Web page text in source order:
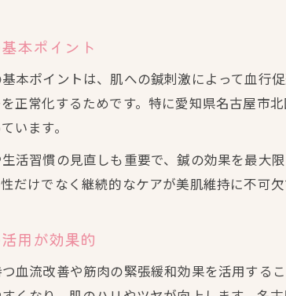
本ポイント
本ポイントは、肌への鍼刺激によって血行
正常化するためです。特に愛知県名古屋市
います。
活習慣の見直しも重要で、鍼の効果を最
だけでなく継続的なケアが美肌維持に不可
用が効果的
血流改善や筋肉の緊張緩和効果を活用する